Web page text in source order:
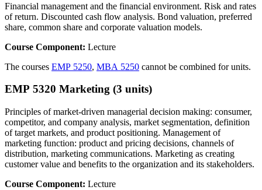
Financial management and the financial environment. Risk and rates
of return. Discounted cash flow analysis. Bond valuation, preferred
share, common share and corporate valuation models.
Course Component: Lecture
The courses EMP 5250, MBA 5250 cannot be combined for units.
EMP 5320 Marketing (3 units)
Principles of market-driven managerial decision making: consumer,
competitor, and company analysis, market segmentation, definition
of target markets, and product positioning. Management of
marketing function: product and pricing decisions, channels of
distribution, marketing communications. Marketing as creating
customer value and benefits to the organization and its stakeholders.
Course Component: Lecture